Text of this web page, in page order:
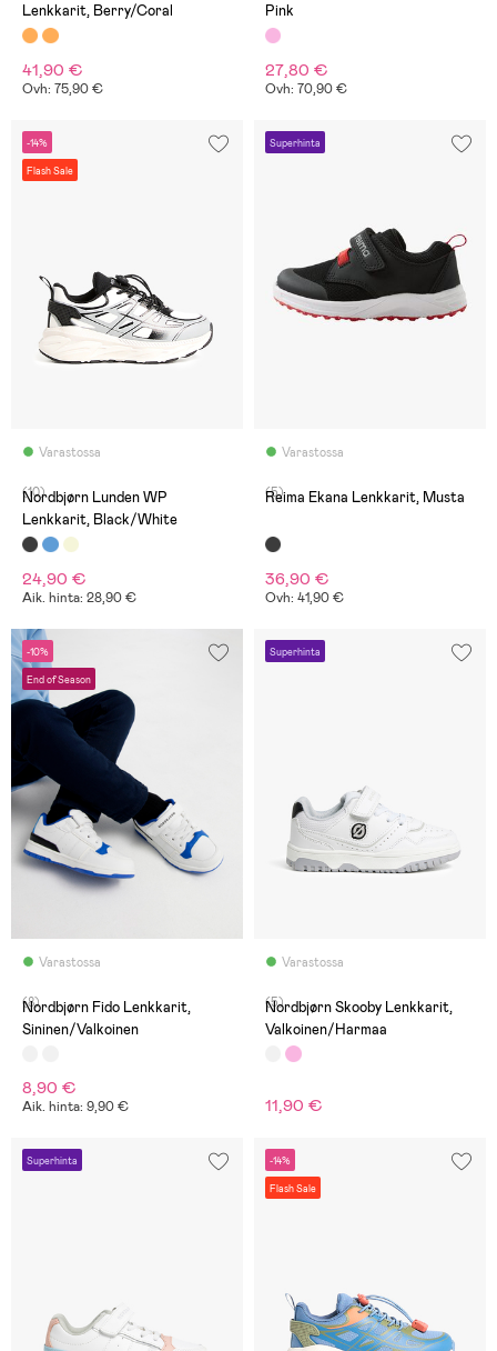
Lenkkarit, Berry/Coral
41,90 €
Ovh: 75,90 €
Pink
27,80 €
Ovh: 70,90 €
-14%
Flash Sale
Varastossa
(10)
Nordbjørn Lunden WP
Lenkkarit, Black/White
24,90 €
Aik. hinta: 28,90 €
Superhinta
Varastossa
(5)
Reima Ekana Lenkkarit, Musta
36,90 €
Ovh: 41,90 €
-10%
End of Season
Varastossa
(8)
Nordbjørn Fido Lenkkarit,
Sininen/Valkoinen
8,90 €
Aik. hinta: 9,90 €
Superhinta
Varastossa
(5)
Nordbjørn Skooby Lenkkarit,
Valkoinen/Harmaa
11,90 €
Superhinta -14%
Flash Sale